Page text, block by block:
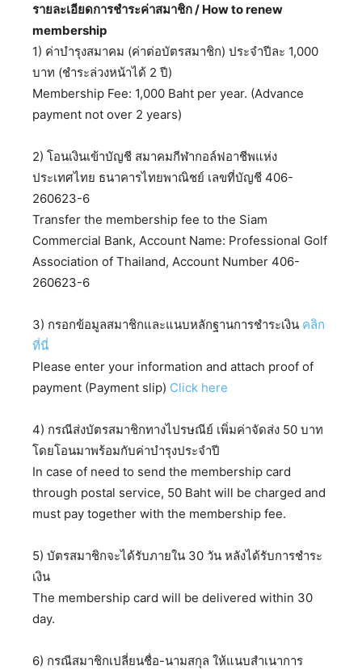
รายละเอียดการชำระค่าสมาชิก / How to renew
membership
1) ค่าบำรุงสมาคม (ค่าต่อบัตรสมาชิก) ประจำปีละ 1,000
บาท (ชำระล่วงหน้าได้ 2 ปี)
Membership Fee: 1,000 Baht per year. (Advance
payment not over 2 years)
2) โอนเงินเข้าบัญชี สมาคมกีฬากอล์ฟอาชีพแห่ง
ประเทศไทย ธนาคารไทยพาณิชย์ เลขที่บัญชี 406-
260623-6
Transfer the membership fee to the Siam
Commercial Bank, Account Name: Professional Golf
Association of Thailand, Account Number 406-
260623-6
3) กรอกข้อมูลสมาชิกและแนบหลักฐานการชำระเงิน คลิก
ที่นี่
Please enter your information and attach proof of
payment (Payment slip) Click here
4) กรณีส่งบัตรสมาชิกทางไปรษณีย์ เพิ่มค่าจัดส่ง 50 บาท
โดยโอนมาพร้อมกับค่าบำรุงประจำปี
In case of need to send the membership card
through postal service, 50 Baht will be charged and
must pay together with the membership fee.
5) บัตรสมาชิกจะได้รับภายใน 30 วัน หลังได้รับการชำระ
เงิน
The membership card will be delivered within 30
day.
6) กรณีสมาชิกเปลี่ยนชื่อ-นามสกุล ให้แนบสำเนาการ